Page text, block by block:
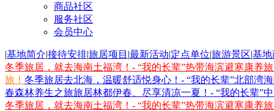
商品社区
服务社区
会员中心
|基地简介|接待安排|旅居项目 |最新活动|定点单位|旅游景区|基
冬季旅居，就去海南土福湾！- “我的长辈”热带海滨避寒康养
旅！ 冬季旅居去北海，温暖舒适悦身心！- “我的长辈”北部湾
春森林养生之旅旅居林都伊春、尽享清凉一夏！- “我的长辈”
冬季旅居，就去海南土福湾！- “我的长辈”热带海滨避寒康养